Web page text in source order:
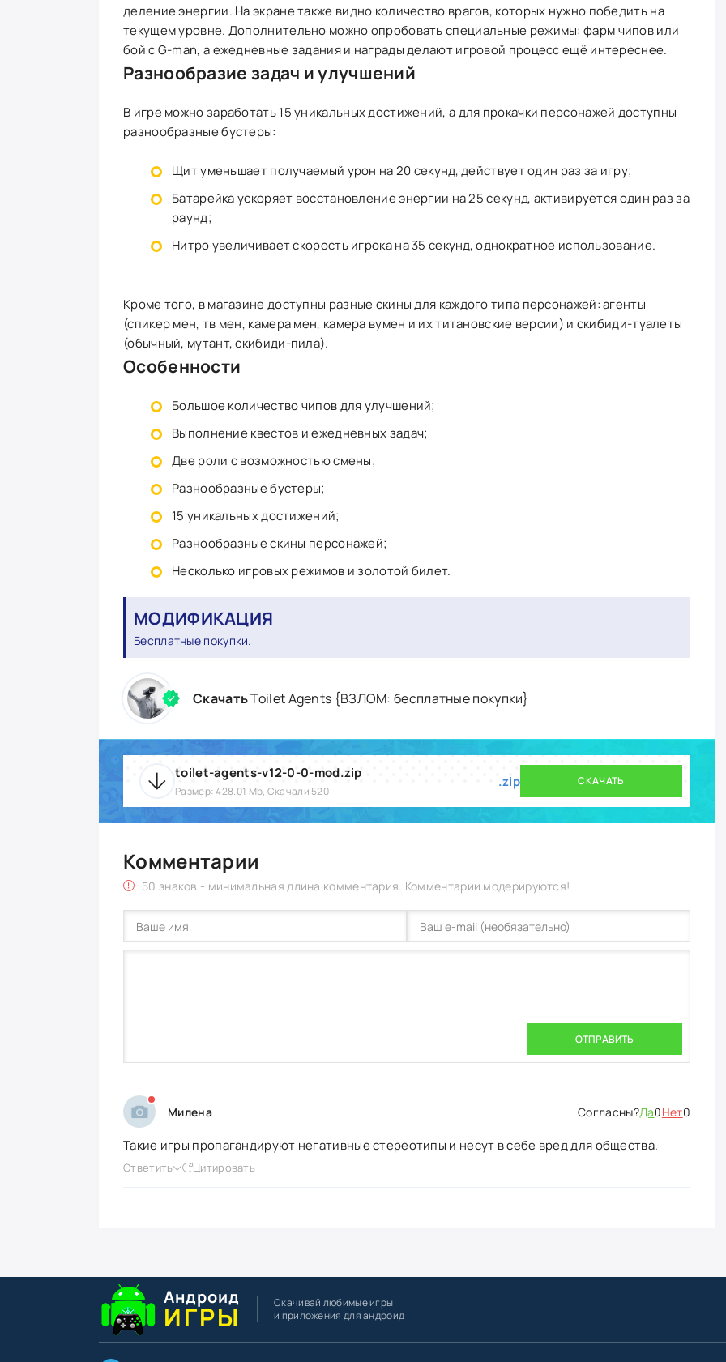
деление энергии. На экране также видно количество врагов, которых нужно победить на
текущем уровне. Дополнительно можно опробовать специальные режимы: фарм чипов или
бой с G-man, а ежедневные задания и награды делают игровой процесс ещё интереснее.
Разнообразие задач и улучшений
В игре можно заработать 15 уникальных достижений, а для прокачки персонажей доступны
разнообразные бустеры:
Щит уменьшает получаемый урон на 20 секунд, действует один раз за игру;
Батарейка ускоряет восстановление энергии на 25 секунд, активируется один раз за
раунд;
Нитро увеличивает скорость игрока на 35 секунд, однократное использование.
Кроме того, в магазине доступны разные скины для каждого типа персонажей: агенты
(спикер мен, тв мен, камера мен, камера вумен и их титановские версии) и скибиди-туалеты
(обычный, мутант, скибиди-пила).
Особенности
Большое количество чипов для улучшений;
Выполнение квестов и ежедневных задач;
Две роли с возможностью смены;
Разнообразные бустеры;
15 уникальных достижений;
Разнообразные скины персонажей;
Несколько игровых режимов и золотой билет.
МОДИФИКАЦИЯ
Бесплатные покупки.
СкачатьToilet Agents {ВЗЛОМ: бесплатные покупки}
toilet-agents-v12-0-0-mod.zip
Размер: 428.01 Mb, Скачали 520
.zip СКАЧАТЬ
Комментарии
50 знаков - минимальная длина комментария. Комментарии модерируются!
ОТПРАВИТЬ
Милена Да0Нет0
Такие игры пропагандируют негативные стереотипы и несут в себе вред для общества.
Ответить Цитировать
Андроид
ИГРЫ
Скачивай любимые игры
и приложения для андроид